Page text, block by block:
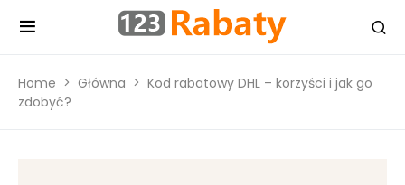
Home Główna
Kod rabatowy DHL – korzyści i jak go
zdobyć?